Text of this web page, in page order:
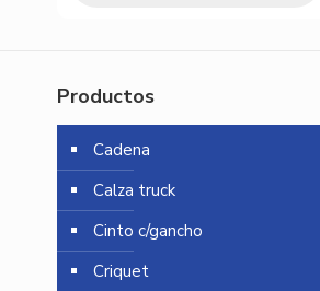
Productos
Cadena
Calza truck
Cinto c/gancho
Criquet